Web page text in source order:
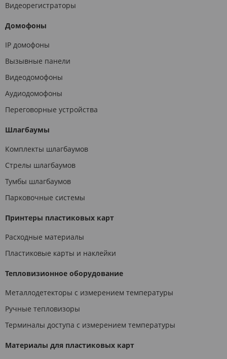
Видеорегистраторы
Домофоны
IP домофоны
Вызывные панели
Видеодомофоны
Аудиодомофоны
Переговорные устройства
Шлагбаумы
Комплекты шлагбаумов
Стрелы шлагбаумов
Тумбы шлагбаумов
Парковочные системы
Принтеры пластиковых карт
Расходные материалы
Пластиковые карты и наклейки
Тепловизионное оборудование
Металлодетекторы с измерением температуры
Ручные тепловизоры
Терминалы доступа с измерением температуры
Материалы для пластиковых карт